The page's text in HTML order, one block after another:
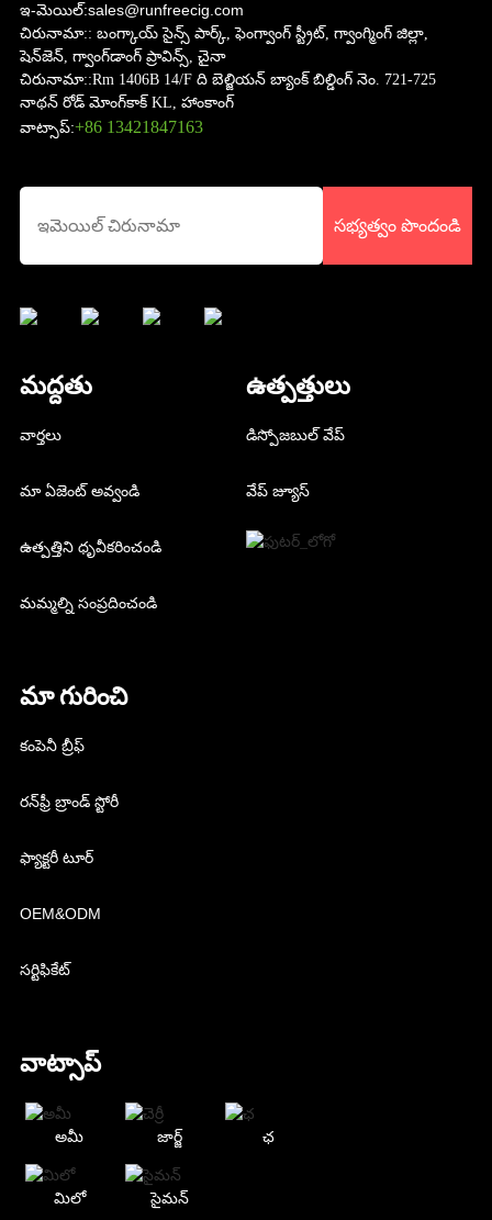
ఇ-మెయిల్:sales@runfreecig.com
చిరునామా:: బంగ్కాయ్ సైన్స్ పార్క్, ఫెంగ్వాంగ్ స్ట్రీట్, గ్వాంగ్మింగ్ జిల్లా,
షెన్‌జెన్, గ్వాంగ్‌డాంగ్ ప్రావిన్స్, చైనా
చిరునామా::Rm 1406B 14/F ది బెల్జియన్ బ్యాంక్ బిల్డింగ్ నెం. 721-725
నాథన్ రోడ్ మోంగ్‌కాక్ KL, హాంకాంగ్
వాట్సాప్:+86 13421847163
సభ్యత్వం పొందండి
మద్దతు
వార్తలు
మా ఏజెంట్ అవ్వండి
ఉత్పత్తిని ధృవీకరించండి
మమ్మల్ని సంప్రదించండి
ఉత్పత్తులు
డిస్పోజబుల్ వేప్
వేప్ జ్యూస్
మా గురించి
కంపెనీ బ్రీఫ్
రన్‌ఫ్రీ బ్రాండ్ స్టోరీ
ఫ్యాక్టరీ టూర్
OEM&ODM
సర్టిఫికేట్
వాట్సాప్
అమీ జార్జ్ ఛ
మిలో సైమన్